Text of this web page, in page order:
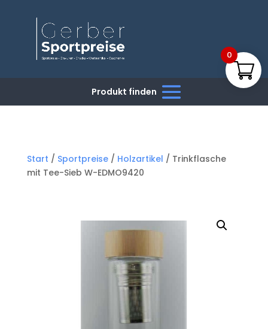
Start / Sportpreise/ Holzartikel / Trinkflasche
mit Tee-Sieb W-EDMO9420
0